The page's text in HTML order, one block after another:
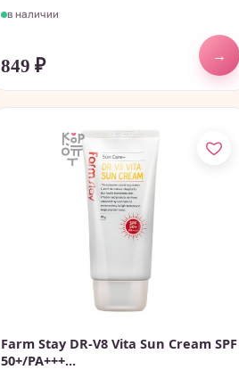
в наличии
849₽
→
Farm Stay DR-V8 Vita Sun Cream SPF
50+/PA+++...